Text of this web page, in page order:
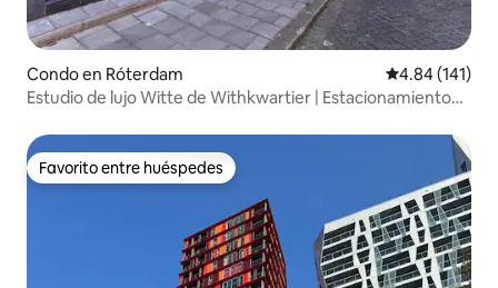
Condo en Róterdam Calificación
4.84 (141)
Estudio de lujo Witte de Withkwartier | Estacionamiento
Favorito entre huéspedes
Favorito entre huéspedes